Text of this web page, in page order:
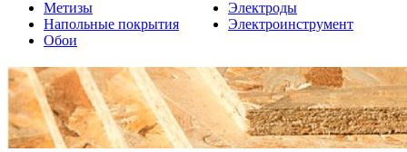
Метизы
Напольные покрытия
Обои
Электроды
Электроинструмент